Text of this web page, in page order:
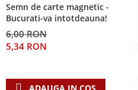
Semn de carte magnetic -
Bucurati-va intotdeauna!
6,00 RON
5,34 RON